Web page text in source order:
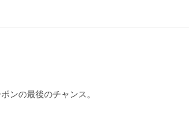
ンの最後のチャンス。